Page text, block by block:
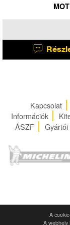
Kapcsolat
Információk
ÁSZF
A
A webhely